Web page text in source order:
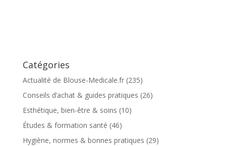
Catégories
Actualité de Blouse-Medicale.fr(235)
Conseils d’achat & guides pratiques (26)
Esthétique, bien-être & soins (10)
Études & formation santé (46)
Hygiène, normes & bonnes pratiques (29)